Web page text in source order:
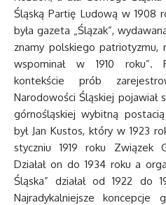
Śląską Partię Ludową w 1908
była gazeta „Ślązak”,
znamy polskiego patriotyzmu,
wspominał w 1910 roku”.
kontekście prób
Narodowości Śląskiej
górnośląskiej wybitną
był Jan Kustos, który w 1923
styczniu 1919 roku Związek
Działał on do 1934 roku a
Śląska” działał od 1922 do
Najradykalniejsze koncepcje